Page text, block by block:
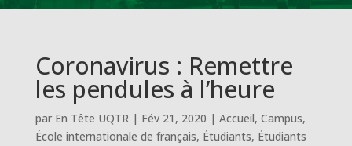
Coronavirus : Remettre
les pendules à l’heure
par En Tête UQTR| Fév 21, 2020 | Accueil, Campus,
École internationale de français, Étudiants, Étudiants